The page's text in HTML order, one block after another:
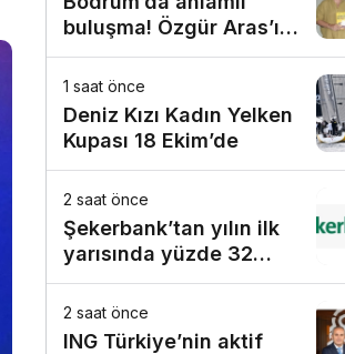
buluşma! Özgür Aras’ın
çok konuşulan kitabı
yeni baskısını Titanic
Luxury Collection
Bodrum’da kutladı
1 saat önce
Deniz Kızı Kadın Yelken
Kupası 18 Ekim’de
2 saat önce
Şekerbank’tan yılın ilk
yarısında yüzde 32
büyüme
2 saat önce
ING Türkiye’nin aktif